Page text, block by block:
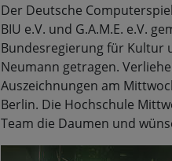
Der Deutsche
BIU e.V. und G.A.M.E. e.V.
Bundesregierung für Kultur
Neumann getragen.
Auszeichnungen am
Berlin. Die Hochschule
Team die Daumen und